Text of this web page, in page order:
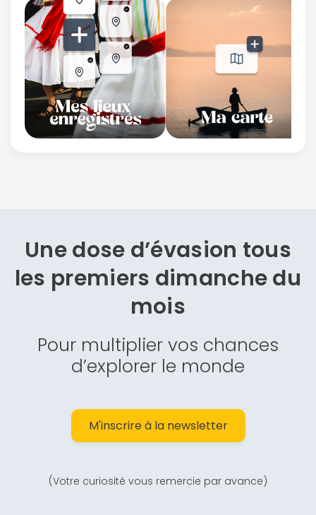
Une dose d’évasion tous
les premiers dimanche du
mois
Pour multiplier vos chances
d’explorer le monde
M'inscrire à la newsletter
(Votre curiosité vous remercie par avance)